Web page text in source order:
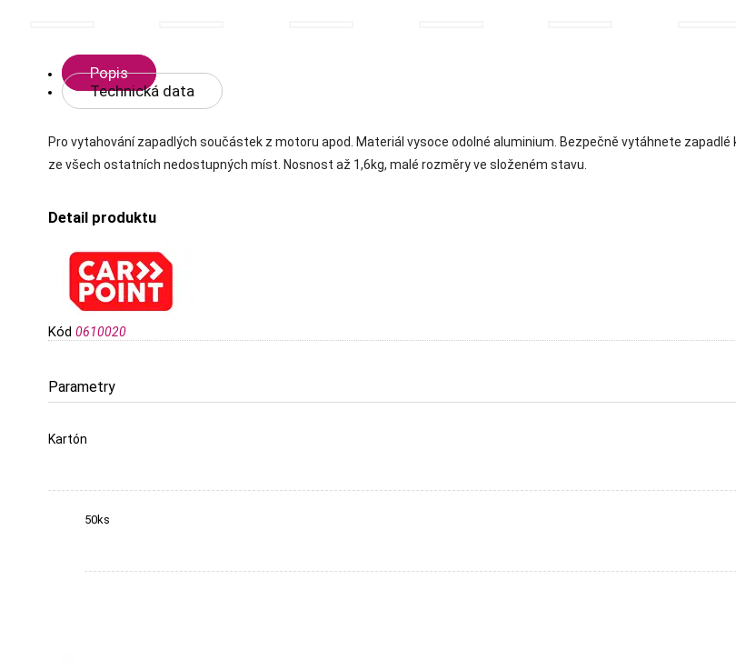
Popis
Technická data
Pro vytahování zapadlých součástek z motoru apod. Materiál vysoce odolné aluminium. Bezpečně vytáhnete
ze všech ostatních nedostupných míst. Nosnost až 1,6kg, malé rozměry ve složeném stavu.
Detail produktu
Kód 0610020
Parametry
Kartón
50ks